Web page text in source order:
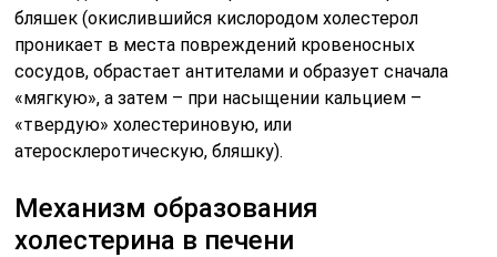
бляшек (окислившийся кислородом холестерол
проникает в места повреждений кровеносных
сосудов, обрастает антителами и образует сначала
«мягкую», а затем – при насыщении кальцием –
«твердую» холестериновую, или
атеросклеротическую, бляшку).
Механизм образования
холестерина в печени